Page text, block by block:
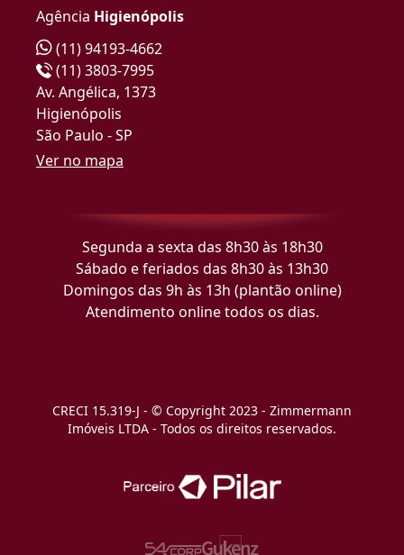
Agência Higienópolis
(11) 94193-4662
(11) 3803-7995
Av. Angélica, 1373
Higienópolis
São Paulo - SP
Ver no mapa
Segunda a sexta das 8h30 às 18h30
Sábado e feriados das 8h30 às 13h30
Domingos das 9h às 13h (plantão online)
Atendimento online todos os dias.
CRECI 15.319-J - © Copyright 2023 - Zimmermann
Imóveis LTDA - Todos os direitos reservados.